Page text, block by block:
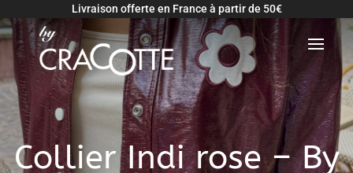
Livraison offerte en France à partir de 50€
Retour
Collier Indi rose – By